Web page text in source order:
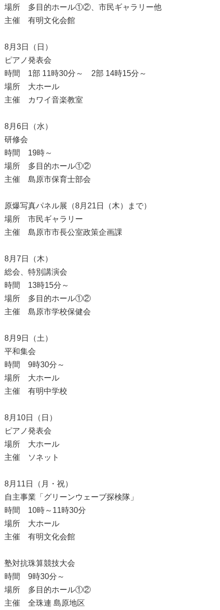
場所 多目的ホール①②、市民ギャラリー他
主催 有明文化会館
8月3日（日）
ピアノ発表会
時間 1部 11時30分～ 2部 14時15分～
場所 大ホール
主催 カワイ音楽教室
8月6日（水）
研修会
時間 19時～
場所 多目的ホール①②
主催 島原市保育士部会
原爆写真パネル展（8月21日（木）まで）
場所 市民ギャラリー
主催 島原市市長公室政策企画課
8月7日（木）
総会、特別講演会
時間 13時15分～
場所 多目的ホール①②
主催 島原市学校保健会
8月9日（土）
平和集会
時間 9時30分～
場所 大ホール
主催 有明中学校
8月10日（日）
ピアノ発表会
場所 大ホール
主催 ソネット
8月11日（月・祝）
自主事業「グリーンウェーブ探検隊」
時間 10時～11時30分
場所 大ホール
主催 有明文化会館
塾対抗珠算競技大会
時間 9時30分～
場所 多目的ホール①②
主催 全珠連 島原地区